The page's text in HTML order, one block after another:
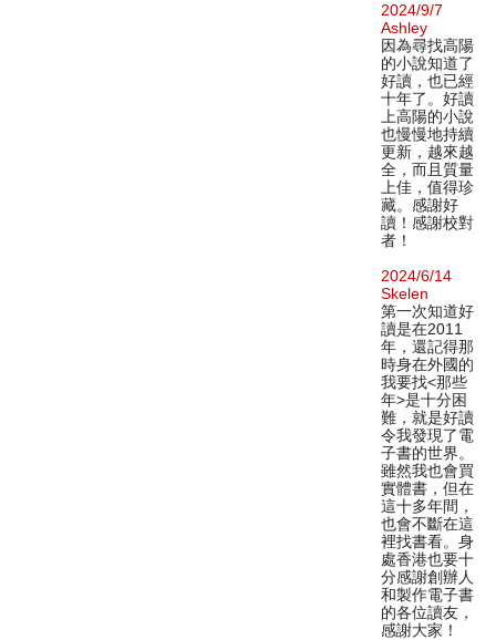
2024/9/7
Ashley
因為尋找高陽
的小說知道了
好讀，也已經
十年了。好讀
上高陽的小說
也慢慢地持續
更新，越來越
全，而且質量
上佳，值得珍
藏。感謝好
讀！感謝校對
者！
2024/6/14
Skelen
第一次知道好
讀是在2011
年，還記得那
時身在外國的
我要找<那些
年>是十分困
難，就是好讀
令我發現了電
子書的世界。
雖然我也會買
實體書，但在
這十多年間，
也會不斷在這
裡找書看。身
處香港也要十
分感謝創辦人
和製作電子書
的各位讀友，
感謝大家！